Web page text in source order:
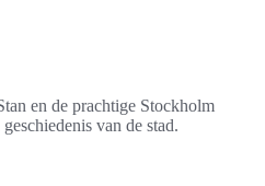
en de prachtige Stockholm
van de stad.